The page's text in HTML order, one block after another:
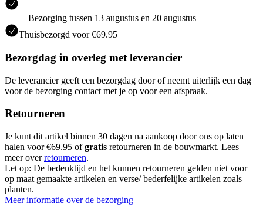
Bezorging tussen 13 augustus en 20 augustus
Thuisbezorgd voor €69.95
Bezorgdag in overleg met leverancier
De leverancier geeft een bezorgdag door of neemt uiterlijk een dag
voor de bezorging contact met je op voor een afspraak.
Retourneren
Je kunt dit artikel binnen 30 dagen na aankoop door ons op laten
halen voor €69.95 ofgratis retourneren in de bouwmarkt. Lees
meer overretourneren.
Let op: De bedenktijd en het kunnen retourneren gelden niet voor
op maat gemaakte artikelen en verse/ bederfelijke artikelen zoals
planten.
Meer informatie over de bezorging